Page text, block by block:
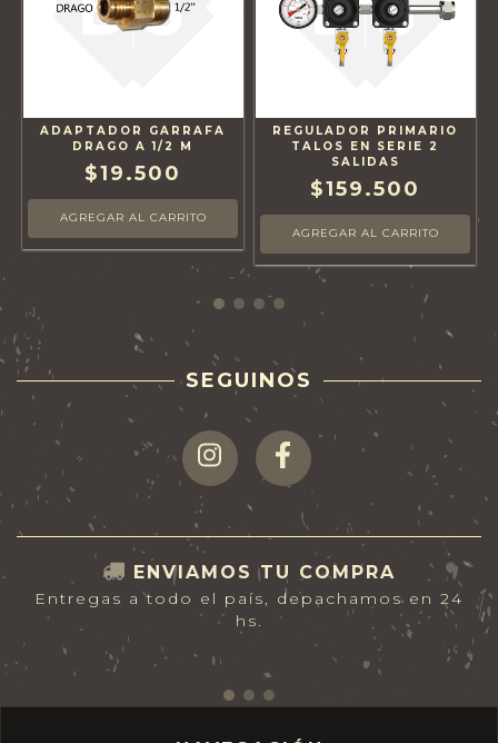
ADAPTADOR GARRAFA
DRAGO A 1/2 M
$19.500
REGULADOR PRIMARIO
TALOS EN SERIE 2
SALIDAS
$159.500
SEGUINOS
ENVIAMOS TU COMPRA
Entregas a todo el país, depachamos en 24
hs.